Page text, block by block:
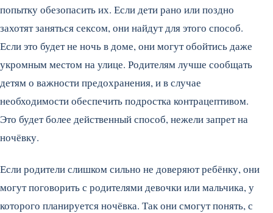
попытку обезопасить их. Если дети рано или поздно
захотят заняться сексом, они найдут для этого способ.
Если это будет не ночь в доме, они могут обойтись даже
укромным местом на улице. Родителям лучше сообщать
детям о важности предохранения, и в случае
необходимости обеспечить подростка контрацептивом.
Это будет более действенный способ, нежели запрет на
ночёвку.
Если родители слишком сильно не доверяют ребёнку, они
могут поговорить с родителями девочки или мальчика, у
которого планируется ночёвка. Так они смогут понять, с